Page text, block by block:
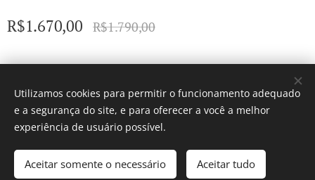
R$1.670,00 R$1.790,00
Adicionar ao carrinho
ORTO VIDA 2010-2024 - Todos os direitos reservados.
R. Mathias Ltda CNPJ: 12.940.620/0001-90
Cookies
Utilizamos cookies para permitir o funcionamento adequado
e a segurança do site, e para oferecer a você a melhor
experiência de usuário possível.
Aceitar somente o necessário Aceitar tudo